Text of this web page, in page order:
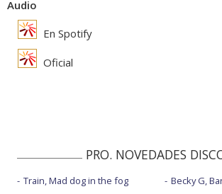
Audio
En Spotify
Oficial
PRO. NOVEDADES
Train, Mad dog in the fog
Becky G,